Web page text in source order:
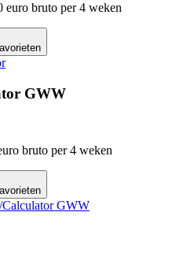
euro bruto per 4 weken
GWW
bruto per 4 weken
Calculator GWW